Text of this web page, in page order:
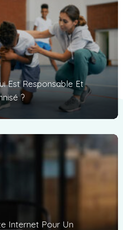
Est Responsable Et
?
Internet Pour Un